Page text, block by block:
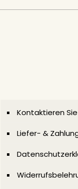
Kontaktieren
Liefer- &